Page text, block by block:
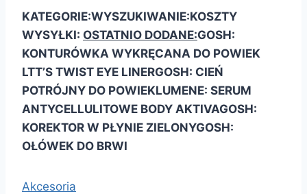
KATEGORIE:WYSZUKIWANIE:KOSZTY
WYSYŁKI: OSTATNIO DODANE:GOSH:
KONTURÓWKA WYKRĘCANA DO POWIEK
LTT’S TWIST EYE LINERGOSH: CIEŃ
POTRÓJNY DO POWIEKLUMENE: SERUM
ANTYCELLULITOWE BODY AKTIVAGOSH:
KOREKTOR W PŁYNIE ZIELONYGOSH:
OŁÓWEK DO BRWI
Akcesoria